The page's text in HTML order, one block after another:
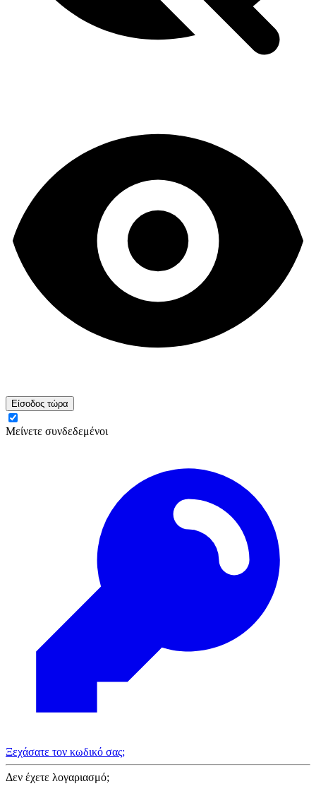
Είσοδος τώρα
Μείνετε συνδεδεμένοι
Ξεχάσατε τον κωδικό σας;
Δεν έχετε λογαριασμό;